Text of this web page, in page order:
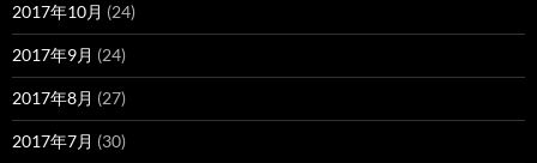
2017年10月 (24)
2017年9月 (24)
2017年8月 (27)
2017年7月 (30)